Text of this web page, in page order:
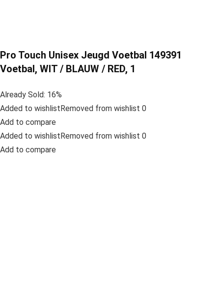
Pro Touch Unisex Jeugd Voetbal 149391
Voetbal, WIT / BLAUW / RED, 1
Already Sold: 16%
Added to wishlistRemoved from wishlist 0
Add to compare
Added to wishlistRemoved from wishlist 0
Add to compare